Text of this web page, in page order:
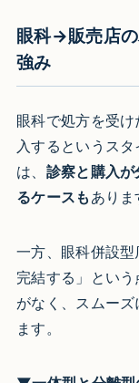
眼科→販売店
強み
眼科で処方を受
入するというス
は、 診察と購入
るケースも ありま
一方、眼科併設
完結する」とい
がなく、スムー
ます。